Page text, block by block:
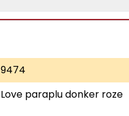
9474
Love paraplu donker roze